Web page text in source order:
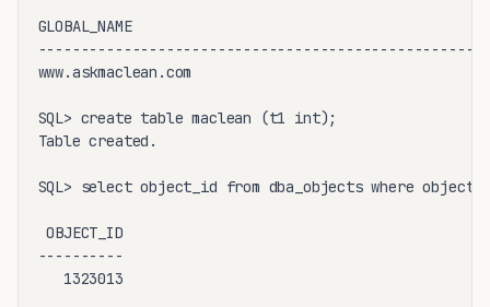
GLOBAL_NAME
www.askmaclean.com
SQL> create table maclean (t1 int);
Table created.
SQL> select object_id from dba_objects where
OBJECT_ID
----------
   1323013